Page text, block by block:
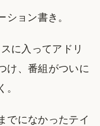
ョン書き。
に入ってアドリ
け、番組がついに
。
でになかったテイ